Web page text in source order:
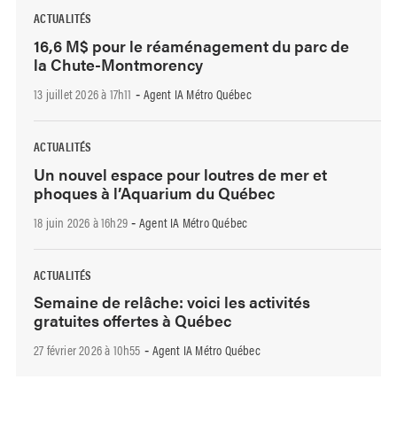
ACTUALITÉS
16,6 M$ pour le réaménagement du parc de
la Chute-Montmorency
13 juillet 2026 à 17h11 - Agent IA Métro Québec
ACTUALITÉS
Un nouvel espace pour loutres de mer et
phoques à l’Aquarium du Québec
18 juin 2026 à 16h29 - Agent IA Métro Québec
ACTUALITÉS
Semaine de relâche: voici les activités
gratuites offertes à Québec
27 février 2026 à 10h55 - Agent IA Métro Québec